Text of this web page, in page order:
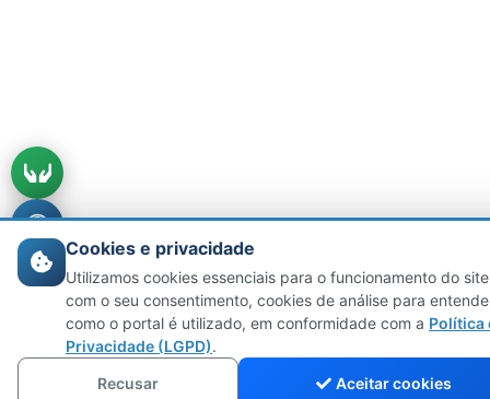
Cookies e privacidade
Utilizamos cookies essenciais para o funcionamento do
com o seu consentimento, cookies de análise para
como o portal é utilizado, em conformidade com a Política
Privacidade (LGPD).
Recusar
Aceitar cookies